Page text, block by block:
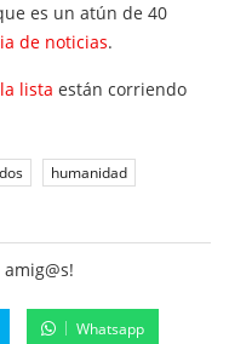
es un atún de 40
de noticias.
la lista están corriendo
humanidad
Whatsapp